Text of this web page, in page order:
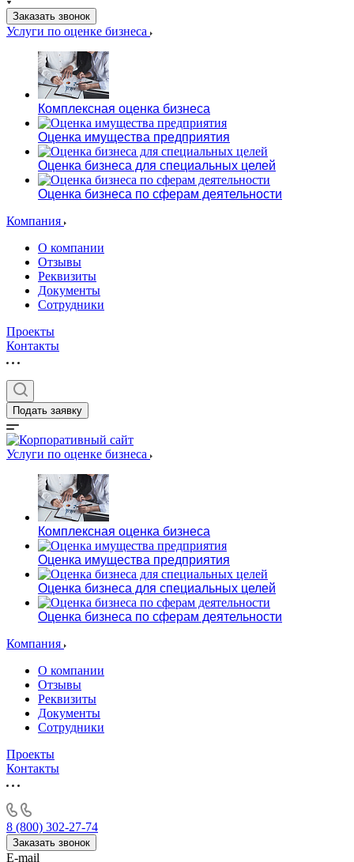
Заказать звонок
Услуги по оценке бизнеса
Комплексная оценка бизнеса
Оценка имущества предприятия
Оценка бизнеса для специальных целей
Оценка бизнеса по сферам деятельности
Компания
О компании
Отзывы
Реквизиты
Документы
Сотрудники
Проекты
Контакты
Подать заявку
Услуги по оценке бизнеса
Комплексная оценка бизнеса
Оценка имущества предприятия
Оценка бизнеса для специальных целей
Оценка бизнеса по сферам деятельности
Компания
О компании
Отзывы
Реквизиты
Документы
Сотрудники
Проекты
Контакты
8 (800) 302-27-74
Заказать звонок
E-mail